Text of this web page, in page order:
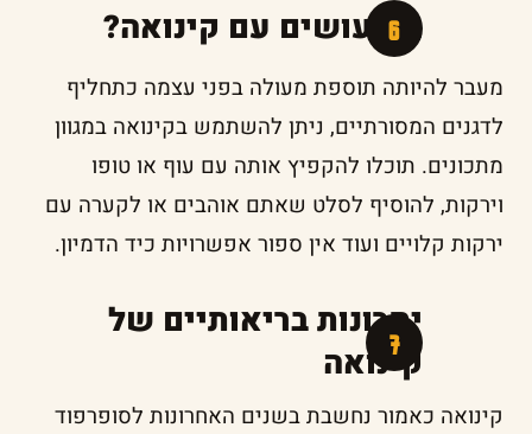
מה עושים עם קינואה?
מעבר להיותה תוספת מעולה בפני עצמה כתחליף
לדגנים המסורתיים, ניתן להשתמש בקינואה במגוון
מתכונים. תוכלו להקפיץ אותה עם עוף או טופו
וירקות, להוסיף לסלט שאתם אוהבים או לקערה עם
ירקות קלויים ועוד אין ספור אפשרויות כיד הדמיון.
יתרונות בריאותיים של
קינואה
קינואה כאמור נחשבת בשנים האחרונות לסופרפוד